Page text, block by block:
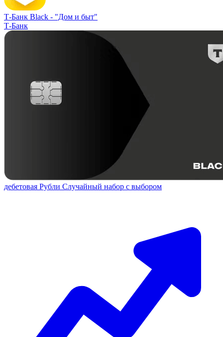
Т-Банк Black - "Дом и быт"
Т-Банк
дебетовая Рубли Случайный набор с выбором